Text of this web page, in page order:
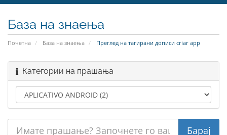
ја
База на знаења
Почетна База на знаења Преглед на тагирани дописи criar app
Категории на прашања